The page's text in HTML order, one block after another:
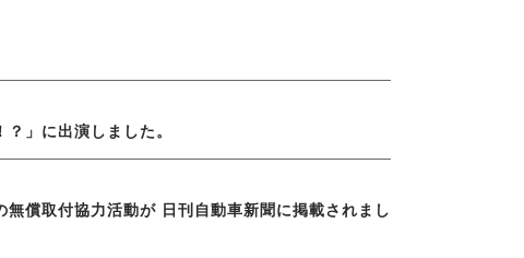
」に出演しました。
償取付協力活動が 日刊自動車新聞に掲載されまし